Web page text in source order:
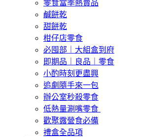
零食當季熱賣品
鹹餅乾
甜餅乾
柑仔店零食
必囤部｜大組盒到府
即期品｜良品｜零食
小酌時刻更盡興
追劇隨手來一包
辦公室秒殺零食
低熱量涮嘴零食
歡聚露營食必備
禮盒全品項